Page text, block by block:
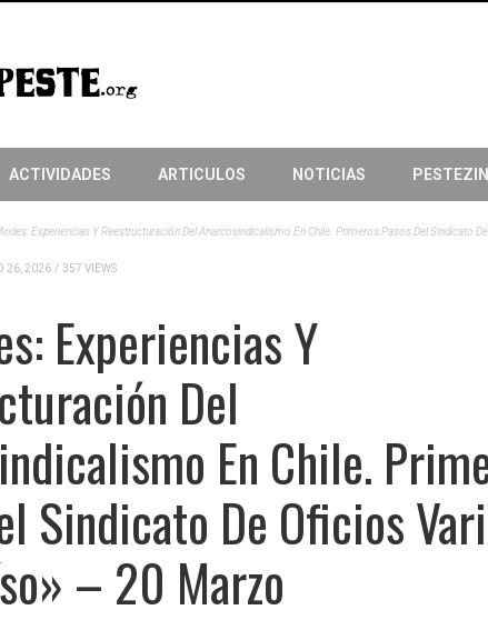
ACTIVIDADES ARTICULOS NOTICIAS
Experiencias Y Reestructuración Del Anarcosindicalismo En Chile. Primeros Pasos Del Sindicato
26, 2026 / 357 VIEWS
Experiencias Y
Del
En Chile.
Sindicato De Oficios
– 20 Marzo